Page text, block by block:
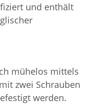
und enthält
mühelos mittels
zwei Schrauben
werden.